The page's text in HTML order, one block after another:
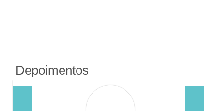
Depoimentos